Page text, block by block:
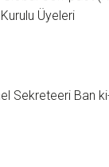
Üyeleri
Sekreteeri Ban